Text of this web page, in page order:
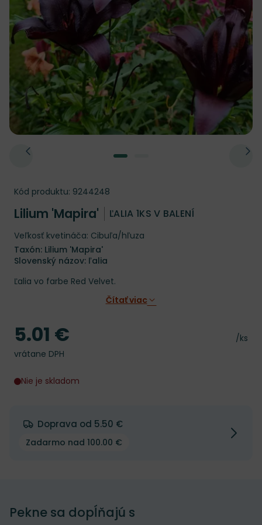
Kód produktu: 9244248
Lilium 'Mapira' ĽALIA 1KS V BALENÍ
Veľkosť kvetináča: Cibuľa/hľuza
Taxón: Lilium 'Mapira'
Slovenský názov: ľalia
Ľalia vo farbe Red Velvet.
Čítať viac
Cena
/ks
Cena
5.01 €
vrátane DPH
Nie je skladom
Doprava od 5.50 €
Zadarmo nad 100.00 €
Pekne sa dopĺňajú s